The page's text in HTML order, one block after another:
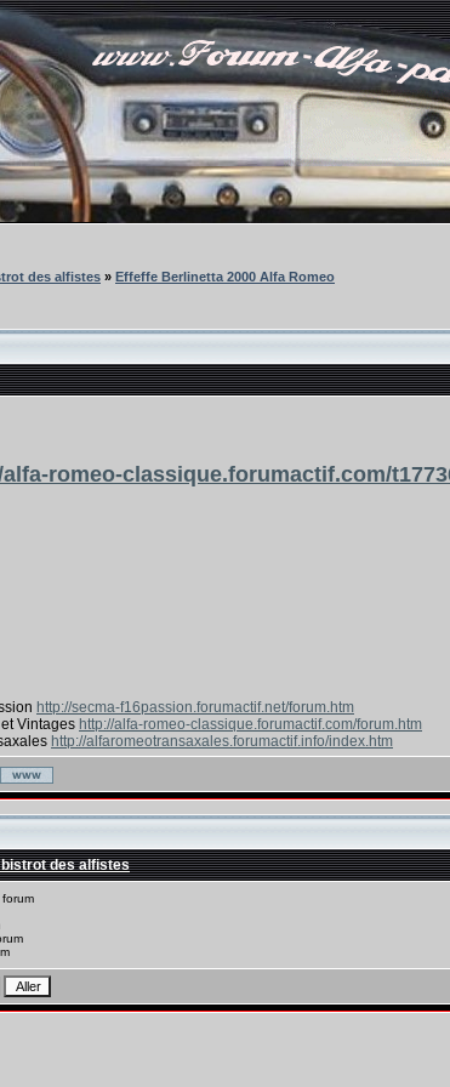
des alfistes » Effeffe Berlinetta 2000 Alfa Romeo
romeo-classique.forumactif.com/
http://secma-f16passion.forumactif.net/forum.htm
Vintages http://alfa-romeo-classique.forumactif.com/forum.htm
http://alfaromeotransaxales.forumactif.info/index.htm
des alfistes